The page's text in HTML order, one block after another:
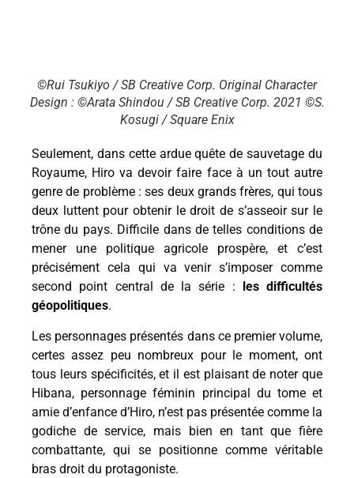
©Rui Tsukiyo / SB Creative Corp. Original Character
Design : ©Arata Shindou / SB Creative Corp. 2021 ©S.
Kosugi / Square Enix
Seulement, dans cette ardue quête de sauvetage du
Royaume, Hiro va devoir faire face à un tout autre
genre de problème : ses deux grands frères, qui tous
deux luttent pour obtenir le droit de s’asseoir sur le
trône du pays. Difficile dans de telles conditions de
mener une politique agricole prospère, et c’est
précisément cela qui va venir s’imposer comme
second point central de la série :
les difficultés
géopolitiques.
Les personnages présentés dans ce premier volume,
certes assez peu nombreux pour le moment, ont
tous leurs spécificités, et il est plaisant de noter que
Hibana, personnage féminin principal du tome et
amie d’enfance d’Hiro, n’est pas présentée comme la
godiche de service, mais bien en tant que fière
combattante, qui se positionne comme véritable
bras droit du protagoniste.